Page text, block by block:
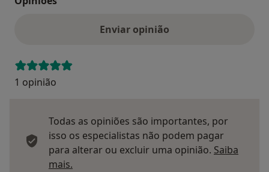
Enviar opinião
1 opinião
Todas as opiniões são importantes, por
isso os especialistas não podem pagar
para alterar ou excluir uma opinião. Saiba
mais.